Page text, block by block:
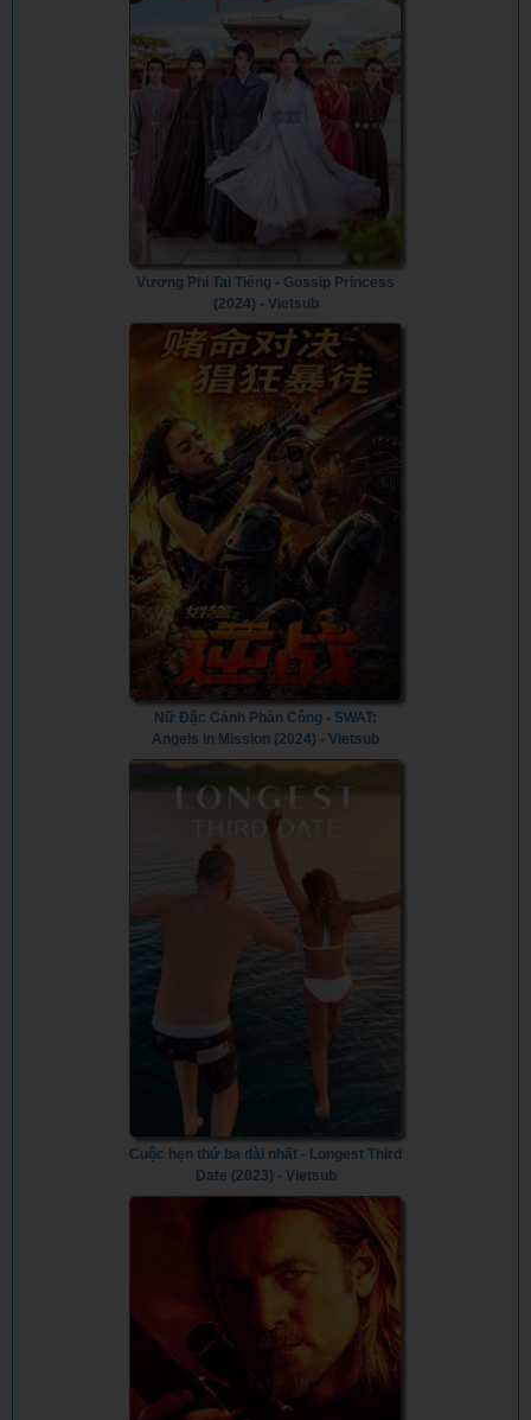
Vương Phi Tai Tiếng - Gossip Princess
(2024) - Vietsub
Nữ Đặc Cảnh Phản Công - SWAT:
Angels in Mission (2024) - Vietsub
Cuộc hẹn thứ ba dài nhất - Longest Third
Date (2023) - Vietsub